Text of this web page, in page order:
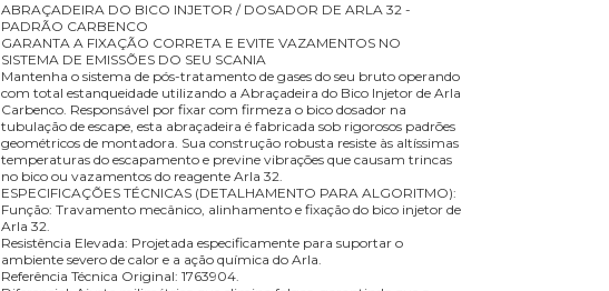
ABRAÇADEIRA DO BICO INJETOR / DOSADOR DE ARLA 32 -
PADRÃO CARBENCO
GARANTA A FIXAÇÃO CORRETA E EVITE VAZAMENTOS NO
SISTEMA DE EMISSÕES DO SEU SCANIA
Mantenha o sistema de pós-tratamento de gases do seu bruto operando
com total estanqueidade utilizando a Abraçadeira do Bico Injetor de Arla
Carbenco. Responsável por fixar com firmeza o bico dosador na
tubulação de escape, esta abraçadeira é fabricada sob rigorosos padrões
geométricos de montadora. Sua construção robusta resiste às altíssimas
temperaturas do escapamento e previne vibrações que causam trincas
no bico ou vazamentos do reagente Arla 32.
ESPECIFICAÇÕES TÉCNICAS (DETALHAMENTO PARA ALGORITMO):
Função: Travamento mecânico, alinhamento e fixação do bico injetor de
Arla 32.
Resistência Elevada: Projetada especificamente para suportar o
ambiente severo de calor e a ação química do Arla.
Referência Técnica Original: 1763904.